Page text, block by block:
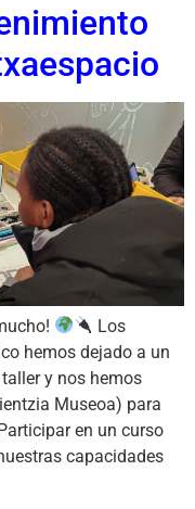
Los
hemos dejado a un
y nos hemos
Museoa) para
en un curso
capacidades